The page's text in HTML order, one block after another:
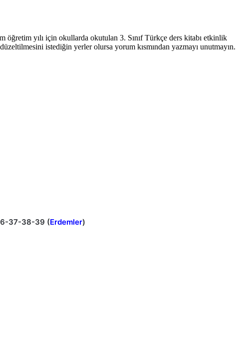
öğretim yılı için okullarda okutulan 3. Sınıf Türkçe ders kitabı etkinlik
istediğin yerler olursa yorum kısmından yazmayı unutmayın.
37-38-39 (Erdemler)